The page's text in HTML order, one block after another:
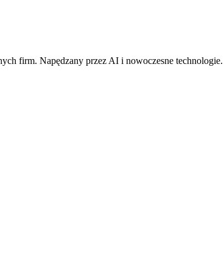
firm. Napędzany przez AI i nowoczesne technologie.